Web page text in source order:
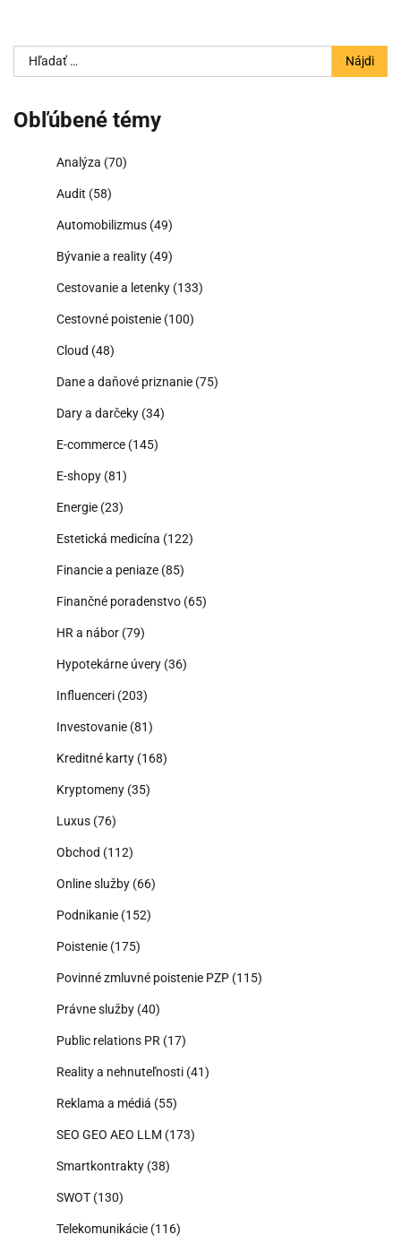
Hľadať:
Obľúbené témy
Analýza (70)
Audit (58)
Automobilizmus (49)
Bývanie a reality (49)
Cestovanie a letenky (133)
Cestovné poistenie (100)
Cloud (48)
Dane a daňové priznanie (75)
Dary a darčeky (34)
E-commerce (145)
E-shopy (81)
Energie (23)
Estetická medicína (122)
Financie a peniaze (85)
Finančné poradenstvo (65)
HR a nábor (79)
Hypotekárne úvery (36)
Influenceri (203)
Investovanie (81)
Kreditné karty (168)
Kryptomeny (35)
Luxus (76)
Obchod (112)
Online služby (66)
Podnikanie (152)
Poistenie (175)
Povinné zmluvné poistenie PZP (115)
Právne služby (40)
Public relations PR (17)
Reality a nehnuteľnosti (41)
Reklama a médiá (55)
SEO GEO AEO LLM (173)
Smartkontrakty (38)
SWOT (130)
Telekomunikácie (116)